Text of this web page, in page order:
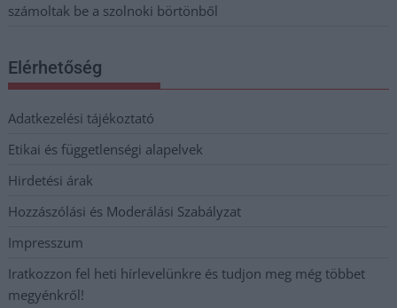
számoltak be a szolnoki börtönből
Elérhetőség
Adatkezelési tájékoztató
Etikai és függetlenségi alapelvek
Hirdetési árak
Hozzászólási és Moderálási Szabályzat
Impresszum
Iratkozzon fel heti hírlevelünkre és tudjon meg még többet
megyénkről!